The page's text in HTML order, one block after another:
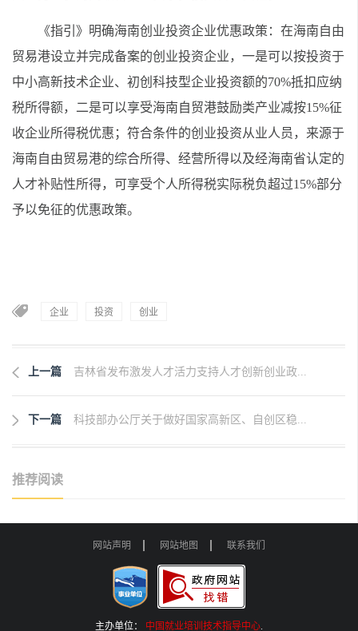
《指引》明确海南创业投资企业优惠政策：在海南自由
贸易港设立并完成备案的创业投资企业，一是可以按投资于
中小高新技术企业、初创科技型企业投资额的70%抵扣应纳
税所得额，二是可以享受海南自贸港鼓励类产业减按15%征
收企业所得税优惠；符合条件的创业投资从业人员，来源于
海南自由贸易港的综合所得、经营所得以及经海南省认定的
人才补贴性所得，可享受个人所得税实际税负超过15%部分
予以免征的优惠政策。
企业 投资 创业
上一篇 吉林省发布激发人才活力支持人才创新创业政...
下一篇 科技部办公厅关于做好国家高新区、自创区稳...
推荐阅读
网站声明 网站地图 联系我们
主办单位： 中国就业培训技术指导中心.